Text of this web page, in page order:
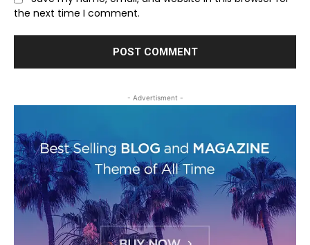
the next time I comment.
- Advertisment -